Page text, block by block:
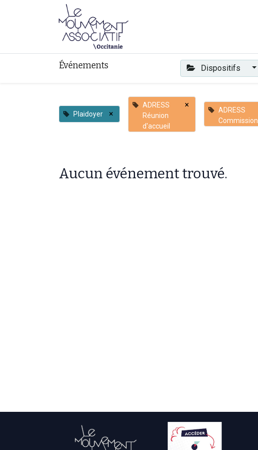
Événements Dispositifs
Plaidoyer ×
ADRESS
Réunion
d'accueil
×
ADRESS
Commission
Aucun événement trouvé.